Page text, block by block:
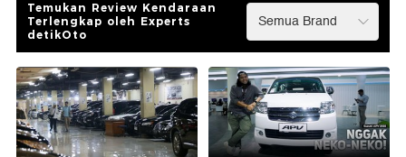
Temukan Review Kendaraan
Terlengkap oleh Experts
detikOto